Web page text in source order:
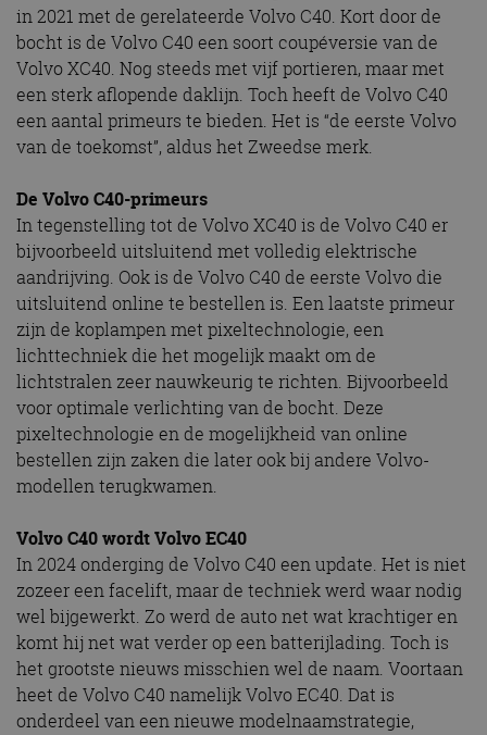
in 2021 met de gerelateerde Volvo C40. Kort door de
bocht is de Volvo C40 een soort coupéversie van de
Volvo XC40. Nog steeds met vijf portieren, maar met
een sterk aflopende daklijn. Toch heeft de Volvo C40
een aantal primeurs te bieden. Het is “de eerste Volvo
van de toekomst”, aldus het Zweedse merk.
De Volvo C40-primeurs
In tegenstelling tot de Volvo XC40 is de Volvo C40 er
bijvoorbeeld uitsluitend met volledig elektrische
aandrijving. Ook is de Volvo C40 de eerste Volvo die
uitsluitend online te bestellen is. Een laatste primeur
zijn de koplampen met pixeltechnologie, een
lichttechniek die het mogelijk maakt om de
lichtstralen zeer nauwkeurig te richten. Bijvoorbeeld
voor optimale verlichting van de bocht. Deze
pixeltechnologie en de mogelijkheid van online
bestellen zijn zaken die later ook bij andere Volvo-
modellen terugkwamen.
Volvo C40 wordt Volvo EC40
In 2024 onderging de Volvo C40 een update. Het is niet
zozeer een facelift, maar de techniek werd waar nodig
wel bijgewerkt. Zo werd de auto net wat krachtiger en
komt hij net wat verder op een batterijlading. Toch is
het grootste nieuws misschien wel de naam. Voortaan
heet de Volvo C40 namelijk Volvo EC40. Dat is
onderdeel van een nieuwe modelnaamstrategie,